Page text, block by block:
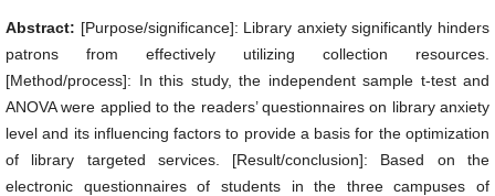
Abstract: [Purpose/significance]: Library anxiety significantly hinders
patrons from effectively utilizing collection resources.
[Method/process]: In this study, the independent sample t-test and
ANOVA were applied to the readers’ questionnaires on library anxiety
level and its influencing factors to provide a basis for the optimization
of library targeted services. [Result/conclusion]: Based on the
electronic questionnaires of students in the three campuses of